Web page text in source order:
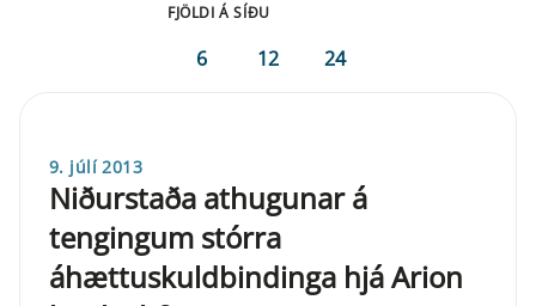
FJÖLDI Á SÍÐU
6 12 24
9. júlí 2013
Niðurstaða athugunar á
tengingum stórra
áhættuskuldbindinga hjá Arion